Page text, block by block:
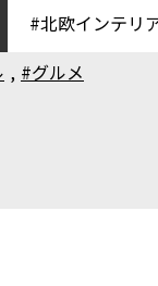
, #グルメ